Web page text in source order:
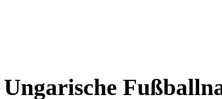
Ungarische